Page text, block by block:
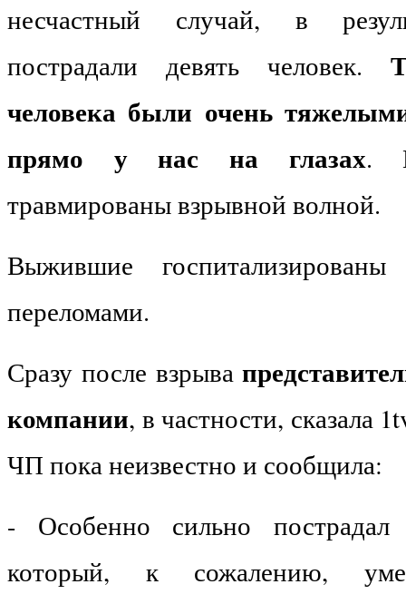
несчастный случай, в
пострадали девять человек.
человека были очень
прямо у нас на глазах.
травмированы взрывной волной.
Выжившие
переломами.
Сразу после взрыва
компании, в частности, сказала
ЧП пока неизвестно и сообщила:
- Особенно сильно
который, к сожалению,